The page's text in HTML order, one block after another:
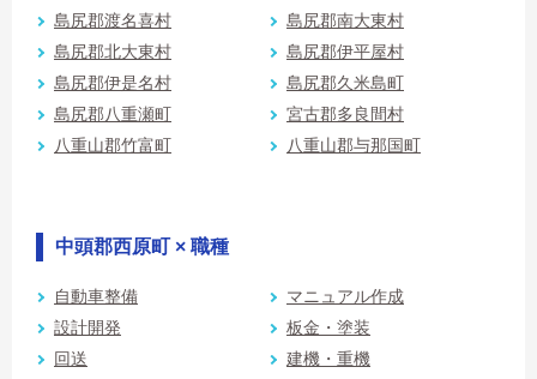
島尻郡渡名喜村
島尻郡南大東村
島尻郡北大東村
島尻郡伊平屋村
島尻郡伊是名村
島尻郡久米島町
島尻郡八重瀬町
宮古郡多良間村
八重山郡竹富町
八重山郡与那国町
中頭郡西原町 × 職種
自動車整備
マニュアル作成
設計開発
板金・塗装
回送
建機・重機